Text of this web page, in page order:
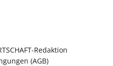
Redaktion
(AGB)